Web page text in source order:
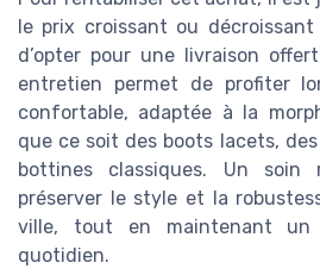
le prix croissant ou
d’opter pour une livraison
entretien permet de profiter
confortable, adaptée à la
que ce soit des boots lacets,
bottines classiques. Un soin
préserver le style et la
ville, tout en maintenant
quotidien.